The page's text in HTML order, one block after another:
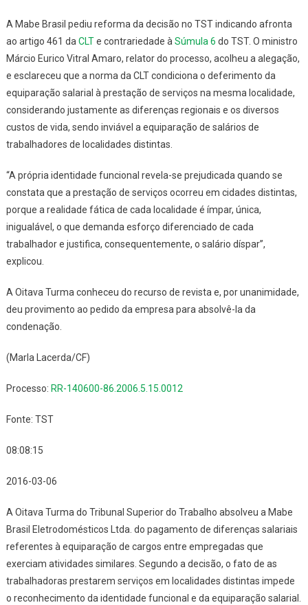
A Mabe Brasil pediu reforma da decisão no TST indicando afronta
ao artigo 461 da CLTe contrariedade à Súmula 6 do TST. O ministro
Márcio Eurico Vitral Amaro, relator do processo, acolheu a alegação,
e esclareceu que a norma da CLT condiciona o deferimento da
equiparação salarial à prestação de serviços na mesma localidade,
considerando justamente as diferenças regionais e os diversos
custos de vida, sendo inviável a equiparação de salários de
trabalhadores de localidades distintas.
“A própria identidade funcional revela-se prejudicada quando se
constata que a prestação de serviços ocorreu em cidades distintas,
porque a realidade fática de cada localidade é ímpar, única,
inigualável, o que demanda esforço diferenciado de cada
trabalhador e justifica, consequentemente, o salário díspar”,
explicou.
A Oitava Turma conheceu do recurso de revista e, por unanimidade,
deu provimento ao pedido da empresa para absolvê-la da
condenação.
(Marla Lacerda/CF)
Processo: RR-140600-86.2006.5.15.0012
Fonte: TST
08:08:15
2016-03-06
A Oitava Turma do Tribunal Superior do Trabalho absolveu a Mabe
Brasil Eletrodomésticos Ltda. do pagamento de diferenças salariais
referentes à equiparação de cargos entre empregadas que
exerciam atividades similares. Segundo a decisão, o fato de as
trabalhadoras prestarem serviços em localidades distintas impede
o reconhecimento da identidade funcional e da equiparação salarial.